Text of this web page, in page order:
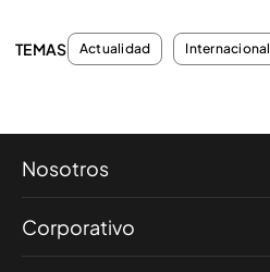
TEMAS Actualidad Internacional
Nosotros
Corporativo